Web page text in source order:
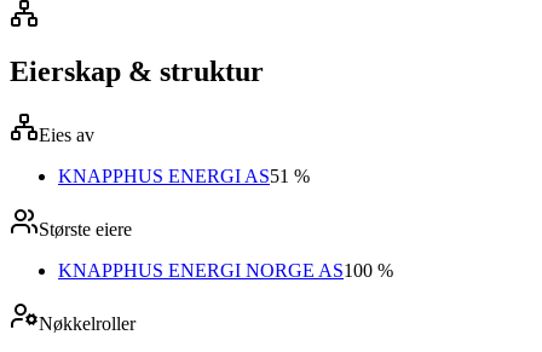
Eierskap & struktur
Eies av
KNAPPHUS ENERGI AS51 %
Største eiere
KNAPPHUS ENERGI NORGE AS100 %
Nøkkelroller